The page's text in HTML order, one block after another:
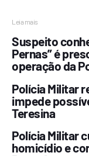
Leia mais
Suspeito
Pernas” é
operação da
Polícia Militar
impede
Teresina
Polícia Militar
homicídio e